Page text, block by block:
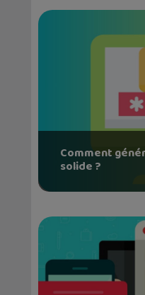
Comment
solide ?